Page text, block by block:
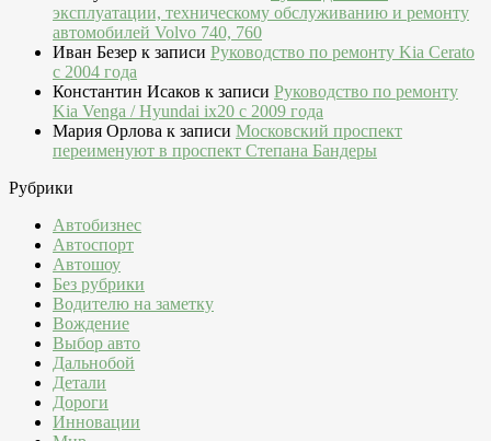
эксплуатации, техническому обслуживанию и ремонту
автомобилей Volvo 740, 760
Иван Безер к записи Руководство по ремонту Kia Cerato
c 2004 года
Константин Исаков к записи Руководство по ремонту
Kia Venga / Hyundai ix20 c 2009 года
Мария Орлова к записи Московский проспект
переименуют в проспект Степана Бандеры
Рубрики
Автобизнес
Автоспорт
Автошоу
Без рубрики
Водителю на заметку
Вождение
Выбор авто
Дальнобой
Детали
Дороги
Инновации